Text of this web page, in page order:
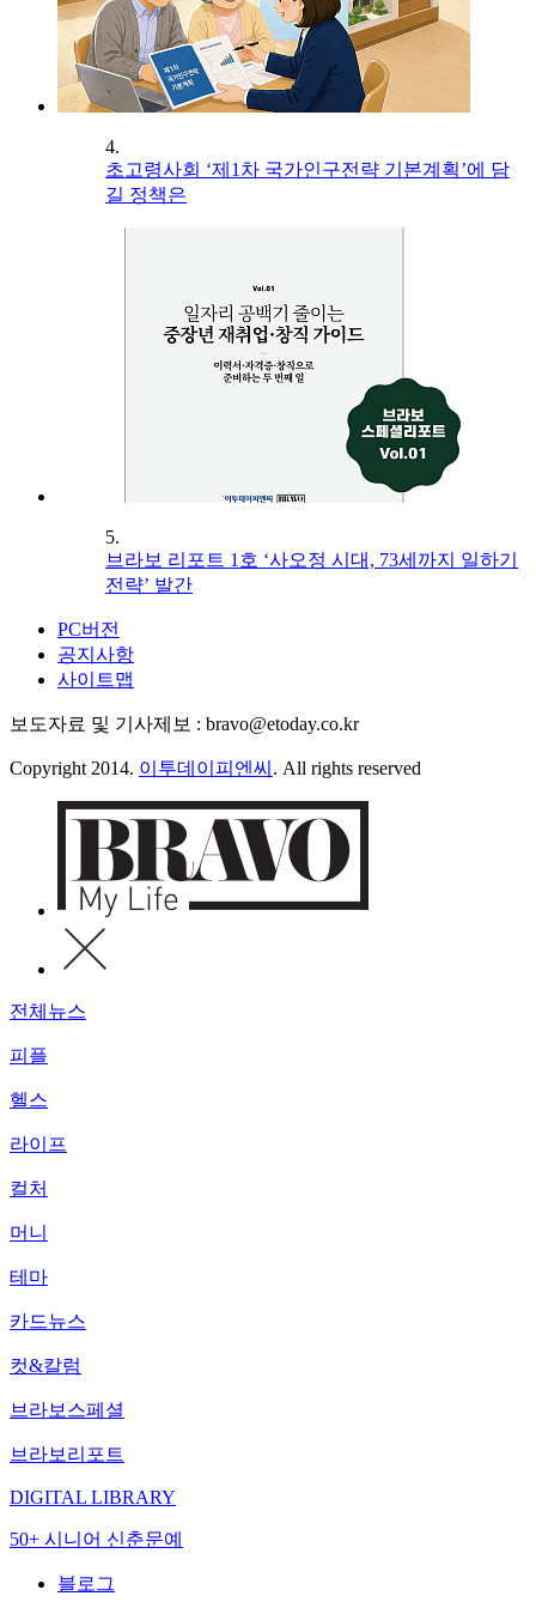
4.
초고령사회 ‘제1차 국가인구전략 기본계획’에 담
길 정책은
5.
브라보 리포트 1호 ‘사오정 시대, 73세까지 일하기
전략’ 발간
PC버전
공지사항
사이트맵
보도자료 및 기사제보 : bravo@etoday.co.kr
Copyright 2014. 이투데이피엔씨 . All rights reserved
전체뉴스
피플
헬스
라이프
컬처
머니
테마
카드뉴스
컷&칼럼
브라보스페셜
브라보리포트
DIGITAL LIBRARY
50+ 시니어 신춘문예
블로그